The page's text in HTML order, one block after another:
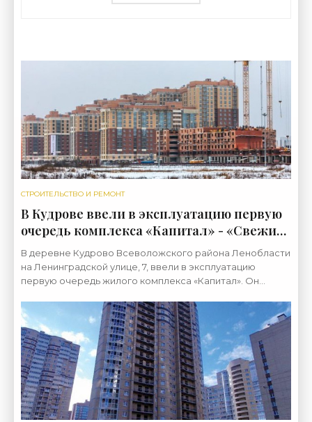
СТРОИТЕЛЬСТВО И РЕМОНТ
В Кудрове ввели в эксплуатацию первую
очередь комплекса «Капитал» - «Свежие
новости строительства»
В деревне Кудрово Всеволожского района Ленобласти
на Ленинградской улице, 7, ввели в эксплуатацию
первую очередь жилого комплекса «Капитал». Он
Застройщиком